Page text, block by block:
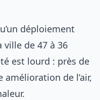
déploiement
de 47 à 36
est lourd : près de
de l’air,